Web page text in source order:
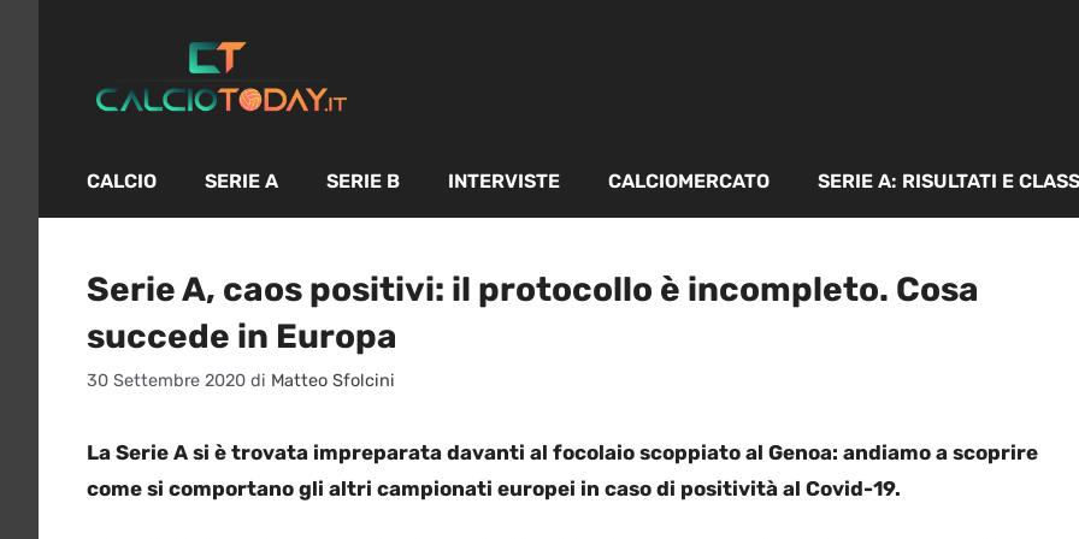
contenuto
CALCIO SERIE A SERIE B INTERVISTE CALCIOMERCATO SERIE A: RISULTATI E
Serie A, caos positivi: il protocollo è incompleto. Cosa
succede in Europa
30 Settembre 2020 di Matteo Sfolcini
La Serie A si è trovata impreparata davanti al focolaio scoppiato al Genoa: andiamo a scoprire
come si comportano gli altri campionati europei in caso di positività al Covid-19.